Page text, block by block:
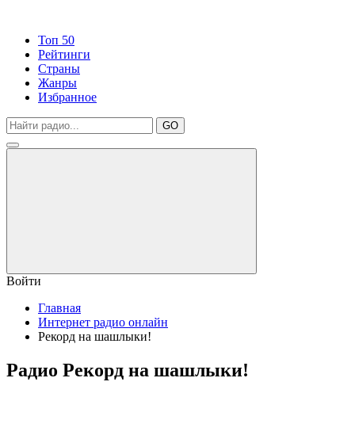
Топ 50
Рейтинги
Страны
Жанры
Избранное
GO
Войти
Главная
Интернет радио онлайн
Рекорд на шашлыки!
Радио Рекорд на шашлыки!